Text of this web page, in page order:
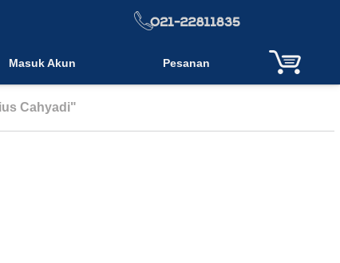
Masuk Akun Pesanan
Cahyadi"